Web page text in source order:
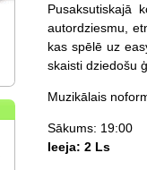
Pusaksutiskajā
autordziesmu,
kas spēlē uz
skaisti dziedošu
Muzikālais
Sākums: 19:00
Ieeja: 2 Ls